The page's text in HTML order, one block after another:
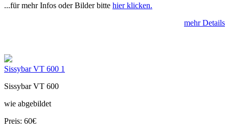
...für mehr Infos oder Bilder bitte hier klicken.
mehr Details
Sissybar VT 600 1
Sissybar VT 600
wie abgebildet
Preis: 60€